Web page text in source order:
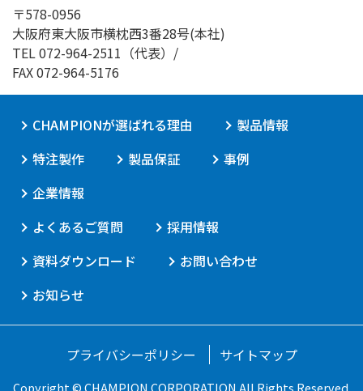
〒578-0956
大阪府東大阪市横枕西3番28号(本社)
TEL072-964-2511 （代表）/
FAX 072-964-5176
CHAMPIONが選ばれる理由
製品情報
特注製作
製品保証
事例
企業情報
よくあるご質問
採用情報
資料ダウンロード
お問い合わせ
お知らせ
プライバシーポリシー サイトマップ